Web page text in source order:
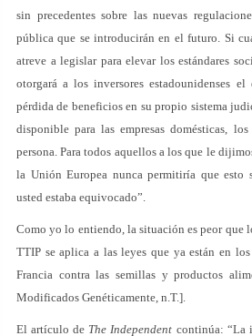
sin precedentes sobre las nuevas
pública que se introducirán en el futuro. Si
atreve a legislar para elevar los estándares
otorgará a los inversores estadounidenses
pérdida de beneficios en su propio sistema
disponible para las empresas domésticas,
persona. Para todos aquellos a los que le
la Unión Europea nunca permitiría que esto
usted estaba equivocado”.
Como yo lo entiendo, la situación es peor que
TTIP se aplica a las leyes que ya están en
Francia contra las semillas y productos
Modificados Genéticamente, n.T.].
El artículo de The Independent continúa: “La